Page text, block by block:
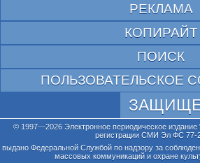
РЕКЛАМА
КОПИРАЙТ
ПОИСК
ПОЛЬЗОВАТЕЛЬСКОЕ
© 1997—2026 Электронное периодическое
регистрации СМИ Эл ФС 77-
выдано Федеральной Службой по надзору за
массовых коммуникаций и охране